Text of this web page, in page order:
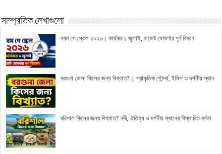
সাম্প্রতিক লেখাগুলো
নবম পে স্কেল ২০২৬। কার্যকর ১ জুলাই, বাজেট ঘোষণার পূর্ণ বিবরণ
বরগুনা জেলা কিসের জন্য বিখ্যাত? | প্রাকৃতিক সৌন্দর্য, ইলিশ ও দর্শনীয় স্থান
বরিশাল কিসের জন্য বিখ্যাত? নদী, ঐতিহ্য ও দর্শনীয় স্থানের বিস্তারিত বর্ণনা